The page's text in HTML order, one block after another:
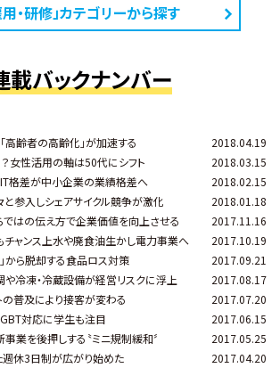
用・研修」カテゴリーから探す
載バックナンバー
高齢者の高齢化」が加速する
2018.04.19
女性活用の軸は50代にシフト
2018.03.15
格差が中小企業の業績格差へ
2018.02.15
参入しシェアサイクル競争が激化
2018.01.18
ではの伝え方で企業価値を向上させる
2017.11.16
チャンス上水や廃食油生かし電力事業へ
2017.10.19
から脱却する食品ロス対策
2017.09.21
冷凍・冷蔵設備が経営リスクに浮上
2017.08.17
の普及により接客が変わる
2017.07.20
対応に学生も注目
2017.06.15
業を後押しする〝ミニ規制緩和〞
2017.05.25
週休3日制が広がり始めた
2017.04.20